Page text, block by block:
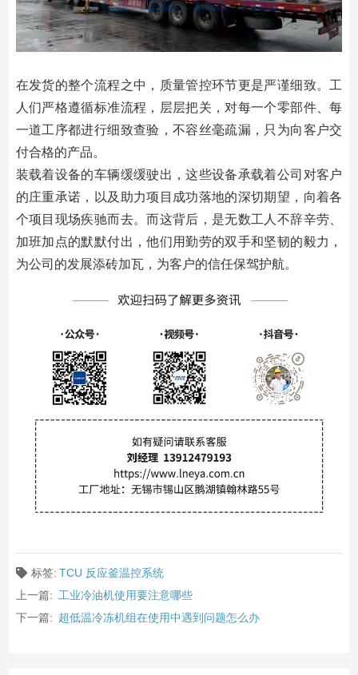
在发货的整个流程之中，质量管控环节更是严谨细致。工
人们严格遵循标准流程，层层把关，对每一个零部件、每
一道工序都进行细致查验，不容丝毫疏漏，只为向客户交
付合格的产品。
装载着设备的车辆缓缓驶出，这些设备承载着公司对客户
的庄重承诺，以及助力项目成功落地的深切期望，向着各
个项目现场疾驰而去。而这背后，是无数工人不辞辛劳、
加班加点的默默付出，他们用勤劳的双手和坚韧的毅力，
为公司的发展添砖加瓦，为客户的信任保驾护航。
标签: TCU 反应釜温控系统
上一篇: 工业冷油机使用要注意哪些
下一篇: 超低温冷冻机组在使用中遇到问题怎么办